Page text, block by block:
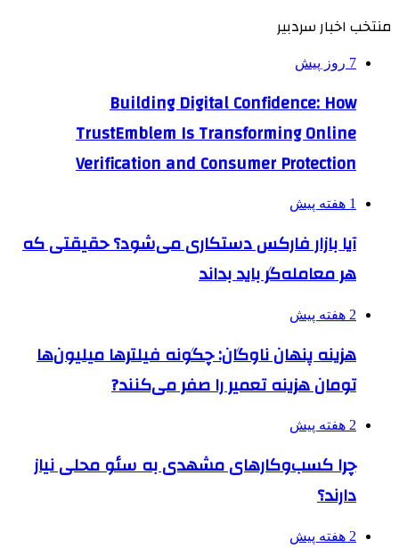
منتخب اخبار سردبیر
7 روز پیش
Building Digital Confidence: How
TrustEmblem Is Transforming Online
Verification and Consumer Protection
1 هفته پیش
آیا بازار فارکس دستکاری می‌شود؟ حقیقتی که
هر معامله‌گر باید بداند
2 هفته پیش
هزینه پنهان ناوگان: چگونه فیلترها میلیون‌ها
تومان هزینه تعمیر را صفر می‌کنند?
2 هفته پیش
چرا کسب‌وکارهای مشهدی به سئو محلی نیاز
دارند؟
2 هفته پیش